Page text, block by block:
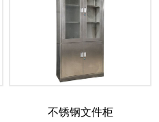
不锈钢文件柜